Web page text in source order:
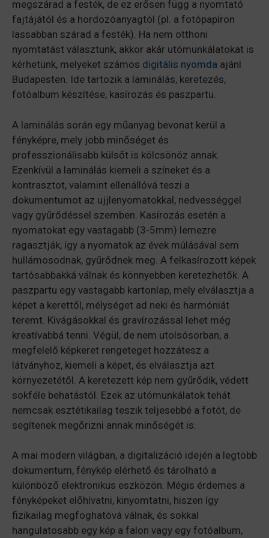
megszárad a festék, de ez erősen függ a nyomtató
fajtájától és a hordozóanyagtól (pl. a fotópapíron
lassabban szárad a festék). Ha nem otthoni
nyomtatást választunk, akkor akár utómunkálatokat is
kérhetünk, melyeket számos digitális nyomda ajánl
Budapesten. Ide tartozik a laminálás, keretezés,
fotóalbum készítése, kasírozás és paszpartu.
A laminálás során egy műanyag bevonat kerül a
fényképre, mely jobb minőséget és
professzionálisabb külsőt is kölcsönöz annak.
Ezenkívül a laminálás kiemeli a színeket és a
kontrasztot, valamint ellenállóvá teszi a
dokumentumot az ujjlenyomatokkal, nedvességgel
vagy gyűrődéssel szemben. Kasírozás esetén a
nyomatokat egy vastagabb (3-5mm) lemezre
ragasztják, így a nyomatok az évek múlásával sem
hullámosodnak, gyűrődnek meg. A felkasírozott képek
tartósabbakká válnak és könnyebben keretezhetők. A
paszpartu egy vastagabb kartonlap, mely elválasztja a
képet a kerettől, mélységet ad neki és harmóniát
teremt. Kivágásokkal és gravírozással lehet még
kreatívabbá tenni. Végül, de nem utolsósorban, a
megfelelő képkeret rengeteget hozzátesz a
látványhoz, kiemeli a képet, és elválasztja azt
környezetétől. A keretezett kép nem gyűrődik, védett
sokféle behatástól. Ezek az utómunkálatok tehát
nemcsak esztétikailag teszik teljesebbé a fotót, de
segítenek megőrizni annak minőségét is.
A mai modern világban, a digitalizáció idején a legtöbb
dokumentum, fénykép elérhető és tárolható a
különböző elektronikus eszközön. Mégis érdemes a
fényképeket előhívatni, kinyomtatni, hiszen így
fizikailag megfoghatóvá válnak, és sokkal
hangulatosabb egy kép a falon vagy egy fotóalbum,